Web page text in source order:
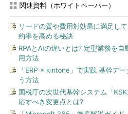
関連資料（ホワイトペーパー）
リードの質や費用対効果に満足し
約率を高める秘訣
RPAとAIの違いとは? 定型業務を
用方法
「ERP × kintone」で実践 基幹デ
う方法
国税庁の次世代基幹システム「
応すべき変更点とは?